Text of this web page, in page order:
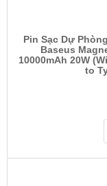
Pin Sạc Dự
Baseus
10000mAh 20W
to